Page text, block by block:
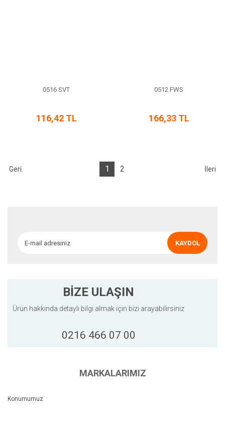
0516 SVT
116,42 TL
0512 FWS
166,33 TL
1 2
KAYDOL
BİZE ULAŞIN
Ürün hakkında detaylı bilgi almak için bizi arayabilirsiniz
0216 466 07 00
MARKALARIMIZ
Konumumuz